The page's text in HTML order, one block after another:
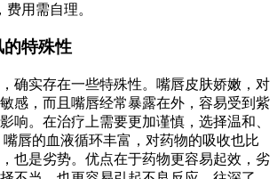
用需自理。
特殊性
确实存在一些特殊性。嘴唇皮肤娇嫩，对
感，而且嘴唇经常暴露在外，容易受到紫
响。在治疗上需要更加谨慎，选择温和、
唇的血液循环丰富，对药物的吸收也比
也是劣势。优点在于药物更容易起效，劣